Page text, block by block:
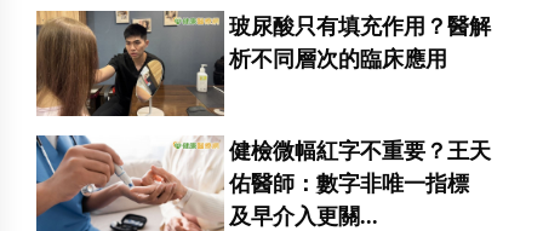
玻尿酸只有填充作用？醫解
析不同層次的臨床應用
健檢微幅紅字不重要？王天
佑醫師：數字非唯一指標
及早介入更關...